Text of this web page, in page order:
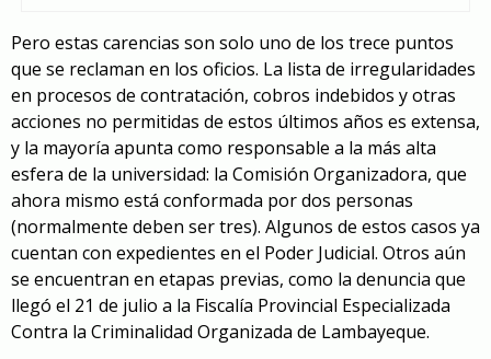
Pero estas carencias son solo uno de los trece puntos
que se reclaman en los oficios. La lista de irregularidades
en procesos de contratación, cobros indebidos y otras
acciones no permitidas de estos últimos años es extensa,
y la mayoría apunta como responsable a la más alta
esfera de la universidad: la Comisión Organizadora, que
ahora mismo está conformada por dos personas
(normalmente deben ser tres). Algunos de estos casos ya
cuentan con expedientes en el Poder Judicial. Otros aún
se encuentran en etapas previas, como la denuncia que
llegó el 21 de julio a la Fiscalía Provincial Especializada
Contra la Criminalidad Organizada de Lambayeque.